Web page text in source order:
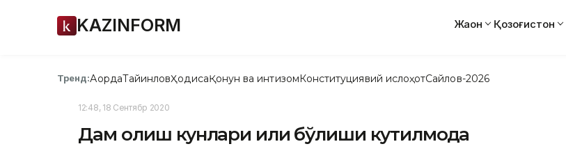
KAZINFORM Жаҳон Қозоғистон
Тренд:АқордаТайинловҲодисаҚонун ва интизомКонституциявий ислоҳотСайлов-2026
12:48, 18 Сентябр 2020
Дам олиш кунлари илиқ бўлиши кутилмоқда